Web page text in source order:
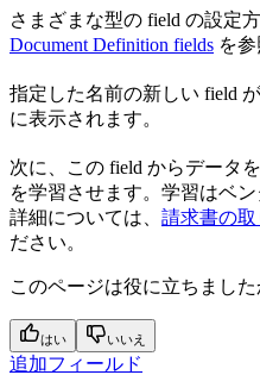
さまざまな型の field の設定
Document Definition fields を
指定した名前の新しい field
に表示されます。
次に、この field からデータ
を学習させます。学習はベ
詳細については、 請求書の
ださい。
このページは役に立ちました
はい いいえ
追加フィールド